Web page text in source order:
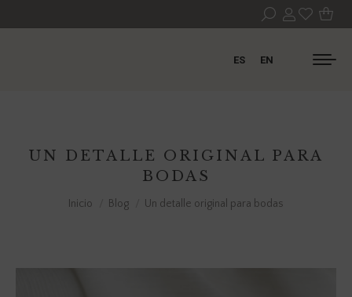
ES EN
UN DETALLE ORIGINAL PARA
BODAS
Estás aquí:
Inicio Blog Un detalle original para bodas